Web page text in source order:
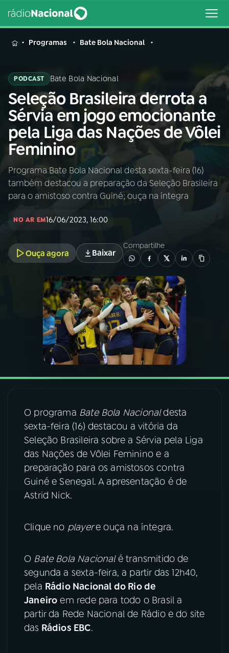
MENU
Buscar
na
Rádio
Nacional
Buscar
AO VIVO
01 INÍCIO
02A RÁDIO
03PROGRAMAÇÃO
PROGRAMAS
PODCASTS
VIDEOCASTS
08FESTIVAL DE MÚSICA
ACOMPANHE A RÁDIO NACIONAL
YouTube Facebook
TikTok
Programas Bate Bola Nacional
PODCAST Bate Bola Nacional
Seleção Brasileira derrota a
Sérvia em jogo emocionante
pela Liga das Nações de Vôlei
Feminino
Programa Bate Bola Nacional desta sexta-feira (16)
também destacou a preparação da Seleção Brasileira
para o amistoso contra Guiné; ouça na íntegra
NO AR EM16/06/2023, 16:00
Ouça agora Baixar
Compartilhe
O programa Bate Bola Nacionaldesta
sexta-feira (16) destacou a vitória da
Seleção Brasileira sobre a Sérvia pela Liga
das Nações de Vôlei Feminino e a
preparação para os amistosos contra
Guiné e Senegal. A apresentação é de
Astrid Nick.
Clique no playere ouça na íntegra.
O Bate Bola Nacionalé transmitido de
segunda a sexta-feira, a partir das 12h40,
pela Rádio Nacional do Rio de
Janeiro em rede para todo o Brasil a
partir da Rede Nacional de Rádio e do site
das Rádios EBC.